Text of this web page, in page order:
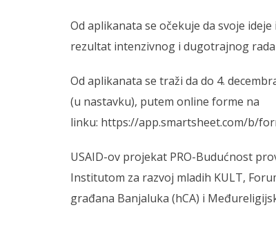
Od aplikanata se očekuje da svoje
rezultat intenzivnog i dugotrajnog
Od aplikanata se traži da do 4.
(u nastavku), putem online forme na
linku: https://app.smartsheet.com/b/
USAID-ov projekat PRO-Budućnost
Institutom za razvoj mladih KULT,
građana Banjaluka (hCA) i